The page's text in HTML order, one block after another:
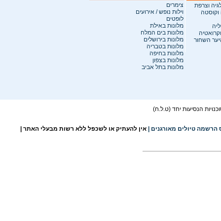
וצרפת
וקוסטה
השחור
צימרים
וילות נופש / אירועים
לופטים
מלונות באילת
מלונות בים המלח
מלונות בירושלים
מלונות בטבריה
מלונות בחיפה
מלונות בצפון
מלונות בתל אביב
הנסיעות יחד (ט.ל.ח)
הרשמה טיולים מאורגנים אין להעתיק או לשכפל ללא רשות מבעלי האתר |